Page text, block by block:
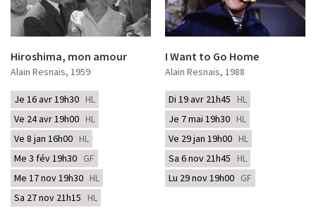
Hiroshima, mon amour
Alain Resnais, 1959
Je 16 avr 19h30 HL
Ve 24 avr 19h00 HL
Ve 8 jan 16h00 HL
Me 3 fév 19h30 GF
Me 17 nov 19h30 HL
Sa 27 nov 21h15 HL
I Want to Go Home
Alain Resnais, 1988
Di 19 avr 21h45 HL
Je 7 mai 19h30 HL
Ve 29 jan 19h00 HL
Sa 6 nov 21h45 HL
Lu 29 nov 19h00 GF